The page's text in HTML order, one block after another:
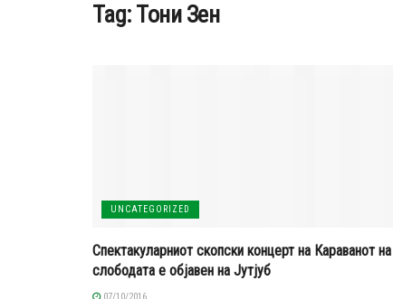
Tag: Тони Зен
UNCATEGORIZED
Спектакуларниот скопски концерт на Караванот на
слободата е објавен на Јутјуб